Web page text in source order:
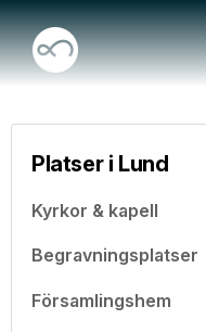
Platser i Lund
Kyrkor & kapell
Begravningsplatser
Församlingshem